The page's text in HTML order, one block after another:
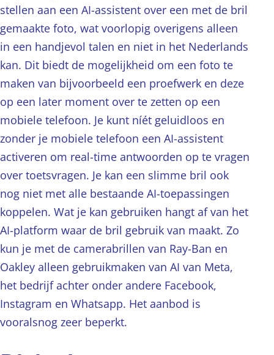
stellen aan een AI-assistent over een met de bril
gemaakte foto, wat voorlopig overigens alleen
in een handjevol talen en niet in het Nederlands
kan. Dit biedt de mogelijkheid om een foto te
maken van bijvoorbeeld een proefwerk en deze
op een later moment over te zetten op een
mobiele telefoon. Je kunt níét geluidloos en
zonder je mobiele telefoon een AI-assistent
activeren om real-time antwoorden op te vragen
over toetsvragen. Je kan een slimme bril ook
nog niet met alle bestaande AI-toepassingen
koppelen. Wat je kan gebruiken hangt af van het
AI-platform waar de bril gebruik van maakt. Zo
kun je met de camerabrillen van Ray-Ban en
Oakley alleen gebruikmaken van AI van Meta,
het bedrijf achter onder andere Facebook,
Instagram en Whatsapp. Het aanbod is
vooralsnog zeer beperkt.